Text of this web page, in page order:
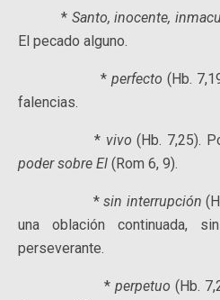
* Santo, inocente,
El pecado alguno.
* perfecto (Hb.
falencias.
* vivo (Hb. 7,25).
poder sobre El (Rom 6, 9).
*sin interrupción
una oblación continuada,
perseverante.
* perpetuo (Hb.